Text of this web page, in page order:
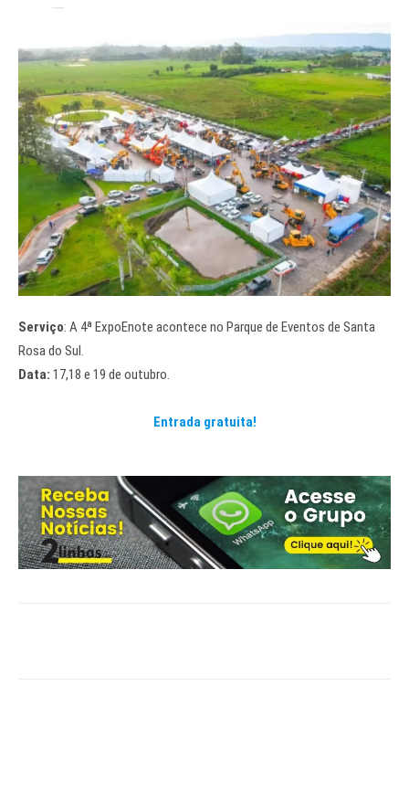
Serviço: A 4ª ExpoEnote acontece no Parque de Eventos de Santa
Rosa do Sul.
Data: 17,18 e 19 de outubro.
Entrada gratuita!